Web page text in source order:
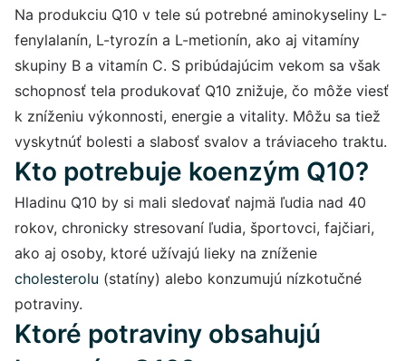
Na produkciu Q10 v tele sú potrebné aminokyseliny L-
fenylalanín, L-tyrozín a L-metionín, ako aj vitamíny
skupiny B a vitamín C. S pribúdajúcim vekom sa však
schopnosť tela produkovať Q10 znižuje, čo môže viesť
k zníženiu výkonnosti, energie a vitality. Môžu sa tiež
vyskytnúť bolesti a slabosť svalov a tráviaceho traktu.
Kto potrebuje koenzým Q10?
Hladinu Q10 by si mali sledovať najmä ľudia nad 40
rokov, chronicky stresovaní ľudia, športovci, fajčiari,
ako aj osoby, ktoré užívajú lieky na zníženie
cholesterolu (statíny) alebo konzumujú nízkotučné
potraviny.
Ktoré potraviny obsahujú